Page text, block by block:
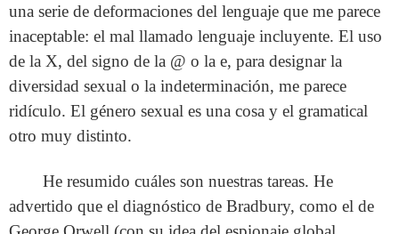
una serie de deformaciones del lenguaje que me parece
inaceptable: el mal llamado lenguaje incluyente. El uso
de la X, del signo de la @ o la e, para designar la
diversidad sexual o la indeterminación, me parece
ridículo. El género sexual es una cosa y el gramatical
otro muy distinto.
He resumido cuáles son nuestras tareas. He
advertido que el diagnóstico de Bradbury, como el de